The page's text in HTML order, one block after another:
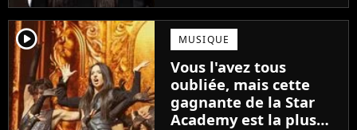
Star Academy. Mais qui
prendra sa place ? Alors
que son nom circule,
cet ancien gagnant de
l'émission...
player2 MUSIQUE
Vous l'avez tous
oubliée, mais cette
gagnante de la Star
Academy est la plus